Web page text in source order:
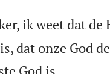
ik weet dat de
dat onze God de
God is.